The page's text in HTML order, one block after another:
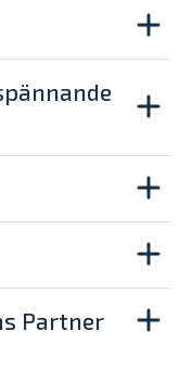
Partner